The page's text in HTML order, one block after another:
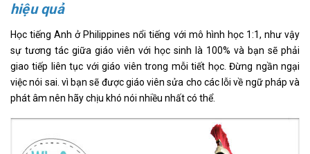
hiệu quả
Học tiếng Anh ở Philippines nổi tiếng với mô hình học 1:1, như vậy
sự tương tác giữa giáo viên với học sinh là 100% và bạn sẽ phải
giao tiếp liên tục với giáo viên trong mỗi tiết học. Đừng ngần ngại
việc nói sai. vì bạn sẽ được giáo viên sửa cho các lỗi về ngữ pháp và
phát âm nên hãy chịu khó nói nhiều nhất có thể.